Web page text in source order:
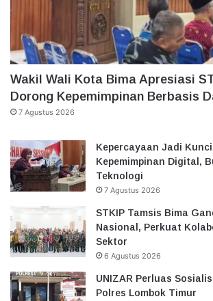
Wakil Wali Kota Bima Apresiasi
Dorong Kepemimpinan Berbasis
7 Agustus 2026
Kepercayaan Jadi
Kepemimpinan Digital,
Teknologi
7 Agustus 2026
STKIP Tamsis Bima
Nasional, Perkuat
Sektor
6 Agustus 2026
UNIZAR Perluas
Polres Lombok Timur